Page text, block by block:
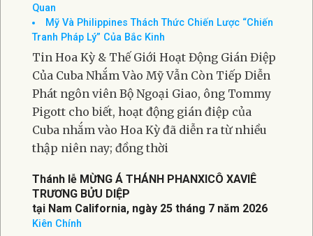
Quan
Mỹ Và Philippines Thách Thức Chiến Lược “Chiến
Tranh Pháp Lý” Của Bắc Kinh
Tin Hoa Kỳ & Thế Giới Hoạt Động Gián Điệp
Của Cuba Nhắm Vào Mỹ Vẫn Còn Tiếp Diễn
Phát ngôn viên Bộ Ngoại Giao, ông Tommy
Pigott cho biết, hoạt động gián điệp của
Cuba nhắm vào Hoa Kỳ đã diễn ra từ nhiều
thập niên nay; đồng thời
Thánh lễ MỪNG Á THÁNH PHANXICÔ XAVIÊ
TRƯƠNG BỬU DIỆP
tại Nam California, ngày 25 tháng 7 năm 2026
Kiên Chính